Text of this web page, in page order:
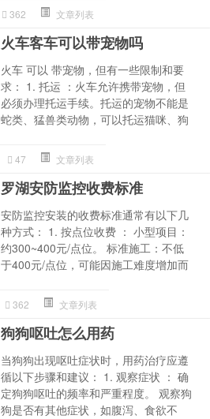
362 文章列表
火车客车可以带宠物吗
火车 可以 带宠物，但有一些限制和要
求： 1. 托运 ：火车允许携带宠物，但
必须办理托运手续。托运的宠物不能是
蛇类、猛兽类动物，可以托运猫咪、狗
47 文章列表
罗湖安防监控收费标准
安防监控安装的收费标准通常有以下几
种方式： 1. 按点位收费 ： 小型项目：
约300~400元/点位。 标准施工：不低
于400元/点位，可能因施工难度增加而
362 文章列表
狗狗呕吐怎么用药
当狗狗出现呕吐症状时，用药治疗应遵
循以下步骤和建议： 1. 观察症状 ： 确
定狗狗呕吐的频率和严重程度。 观察狗
狗是否有其他症状，如腹泻、食欲不